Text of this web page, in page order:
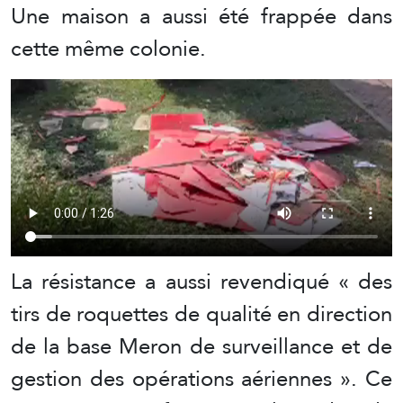
Une maison a aussi été frappée dans
cette même colonie.
La résistance a aussi revendiqué « des
tirs de roquettes de qualité en direction
de la base Meron de surveillance et de
gestion des opérations aériennes ». Ce